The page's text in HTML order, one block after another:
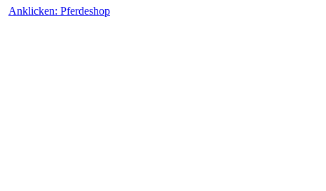
Anklicken: Pferdeshop